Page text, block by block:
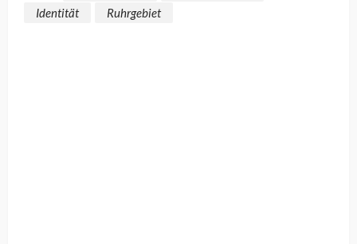
Identität
Ruhrgebiet